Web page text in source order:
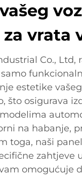
vrata
Co., Ltd,
estetike
što osigurava
na habanje,
toga, naši
zahtjeve
omogućuje